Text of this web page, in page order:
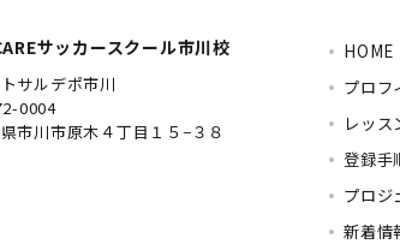
サッカースクール市川校
サルデポ市川
0004
市川市原木４丁目１５−３８
HOME
プロフ
レッス
登録手
プロジ
新着情